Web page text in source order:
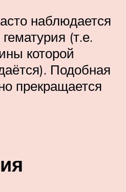
наблюдается
(т.е.
которой
Подобная
прекращается